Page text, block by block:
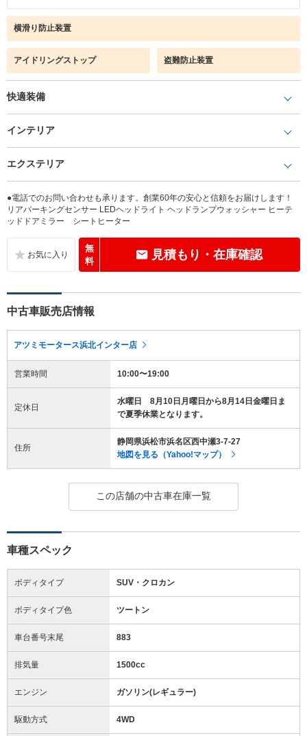
横滑り防止装置
アイドリングストップ 盗難防止装置
快適装備
インテリア
エクステリア
●電話でのお問い合わせも承ります。創業60年の安心と信頼をお届けします！
リアパーキングセンサー LEDヘッドライト ヘッドランプウォッシャー ヒーテ
ッドドアミラー シートヒーター
無
料
見積もり・在庫確認
中古車販売店情報
アツミモータース浜北インター店
営業時間 10:00〜19:00
定休日
水曜日 8月10日月曜日から8月14日金曜日ま
で夏季休業となります。
住所
静岡県浜松市浜名区西中瀬3-7-27
地図を見る（Yahoo!マップ）
この店舗の中古車在庫一覧
車種スペック
ボディタイプ SUV・クロカン
ボディタイプ色 ツートン
車台番号末尾 883
排気量 1500cc
エンジン ガソリン(レギュラー)
駆動方式 4WD